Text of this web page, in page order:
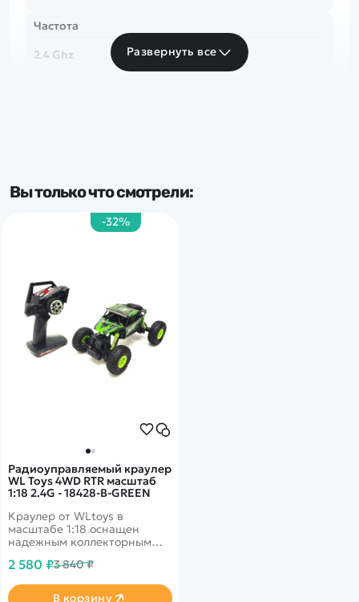
Частота
2.4 Ghz
Вездеходы
Развернуть все
Вы только что смотрели:
-32%
Радиоуправляемый краулер
WL Toys 4WD RTR масштаб
1:18 2.4G - 18428-B-GREEN
Краулер от WLtoys в
масштабе 1:18 оснащен
надежным коллекторным
чтобы покорять сложные
самых доступных
2 580 ₽3 840 ₽
В корзину